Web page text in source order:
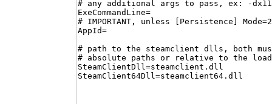
# any additional args to pass, ex: -
ExeCommandLine=
# IMPORTANT, unless [Persistence] Mode=2
AppId=
# path to the steamclient dlls, both
# absolute paths or relative to the
SteamClientDll=steamclient.dll